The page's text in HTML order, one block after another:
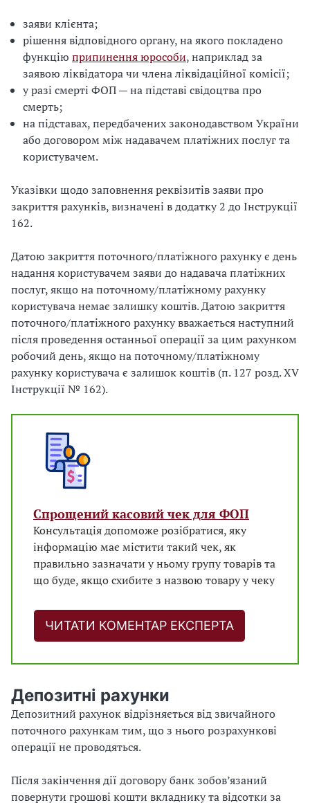
заяви клієнта;
рішення відповідного органу, на якого покладено
функцію припинення юрособи, наприклад за
заявою ліквідатора чи члена ліквідаційної комісії;
у разі смерті ФОП — на підставі свідоцтва про
смерть;
на підставах, передбачених законодавством України
або договором між надавачем платіжних послуг та
користувачем.
Указівки щодо заповнення реквізитів заяви про
закриття рахунків, визначені в додатку 2 до Інструкції
162.
Датою закриття поточного/платіжного рахунку є день
надання користувачем заяви до надавача платіжних
послуг, якщо на поточному/платіжному рахунку
користувача немає залишку коштів. Датою закриття
поточного/платіжного рахунку вважається наступний
після проведення останньої операції за цим рахунком
робочий день, якщо на поточному/платіжному
рахунку користувача є залишок коштів (п. 127 розд. XV
Інструкції № 162).
Спрощений касовий чек для ФОП
Консультація допоможе розібратися, яку
інформацію має містити такий чек, як
правильно зазначати у ньому групу товарів та
що буде, якщо схибите з назвою товару у чеку
ЧИТАТИ КОМЕНТАР ЕКСПЕРТА
Депозитні рахунки
Депозитний рахунок відрізняється від звичайного
поточного рахункам тим, що з нього розрахункові
операції не проводяться.
Після закінчення дії договору банк зобов’язаний
повернути грошові кошти вкладнику та відсотки за